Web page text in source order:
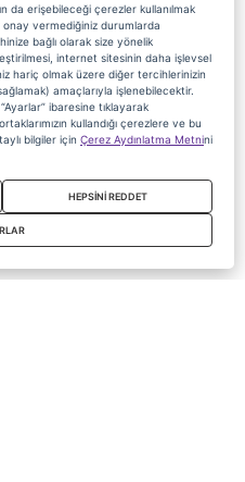
da erişebileceği çerezler kullanılmak
vermediğiniz durumlarda
bağlı olarak size yönelik
internet sitesinin daha işlevsel
hariç olmak üzere diğer tercihlerinizin
amaçlarıyla işlenebilecektir.
ibaresine tıklayarak
kullandığı çerezlere ve bu
bilgiler için Çerez Aydınlatma Metnini
HEPSİNİ REDDET